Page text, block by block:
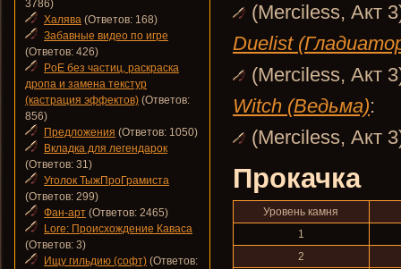
(Merciless, Акт
Duelist
(Merciless, Акт
Witch (Ведьма):
(Merciless, Акт
Прокачка
Уровень камня
1
2
3786)
Халява (Ответов: 168)
Забавные видео по игре
(Ответов: 426)
PoE без частиц, раскраска
дропа и замена текстур
(кастрация эффектов) (Ответов:
856)
Предложения (Ответов: 1050)
Вкладка для легендарок
(Ответов: 31)
Уголок ТыжПроГрамиста
(Ответов: 299)
Фан-арт (Ответов: 2465)
Lore: Происхождение Каваса
(Ответов: 3)
Ищу гильдию (софт) (Ответов: